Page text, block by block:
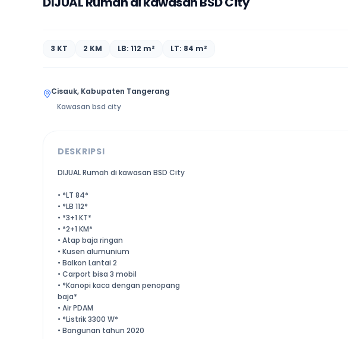
3 KT 2 KM LB: 112 m² LT: 84 m²
Cisauk, Kabupaten Tangerang
Kawasan bsd city
DESKRIPSI
DIJUAL Rumah di kawasan BSD City
• *LT 84*
• *LB 112*
• *3+1 KT*
• *2+1 KM*
• Atap baja ringan
• Kusen alumunium
• Balkon Lantai 2
• Carport bisa 3 mobil
• *Kanopi kaca dengan penopang
baja*
• Air PDAM
• *Listrik 3300 W*
• Bangunan tahun 2020